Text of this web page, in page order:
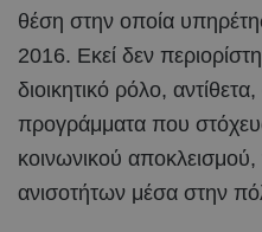
θέση στην οποία
2016. Εκεί δεν
διοικητικό ρόλο,
προγράμματα που
κοινωνικού
ανισοτήτων μέσα στην